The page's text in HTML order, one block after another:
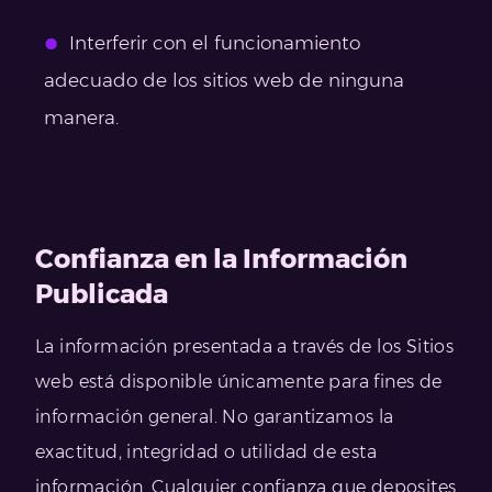
Interferir con el funcionamiento
adecuado de los sitios web de ninguna
manera.
Confianza en la Información
Publicada
La información presentada a través de los Sitios
web está disponible únicamente para fines de
información general. No garantizamos la
exactitud, integridad o utilidad de esta
información. Cualquier confianza que deposites